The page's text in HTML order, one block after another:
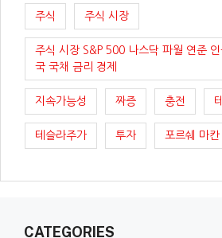
주식 주식 시장
주식 시장 S&P 500 나스닥 파월 연준 인
국 국채 금리 경제
지속가능성 짜증 충전
테슬라주가 투자 포르쉐 마칸
CATEGORIES